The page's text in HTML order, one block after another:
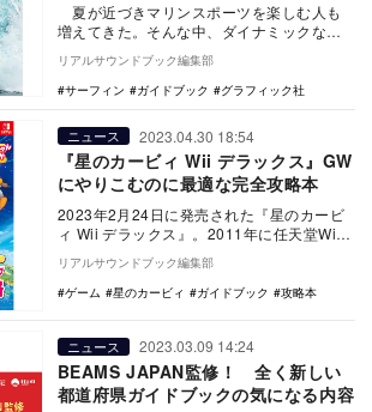
夏が近づきマリンスポーツを楽しむ人も
増えてきた。そんな中、ダイナミックな写
真の数々と、ロマンあふれるエッセイで編
む、ニュー…
リアルサウンドブック編集部
サーフィン
ガイドブック グラフィック社
ニュース 2023.04.30 18:54
『星のカービィ Wii デラックス』GW
にやりこむのに最適な完全攻略本
2023年2月24日に発売された『星のカービ
ィ Wii デラックス』。2011年に任天堂Wii
から発売された『星のカービィ Wi…
リアルサウンドブック編集部
ゲーム
星のカービィ ガイドブック 攻略本
ニュース 2023.03.09 14:24
BEAMS JAPAN監修！ 全く新しい
都道府県ガイドブックの気になる内容